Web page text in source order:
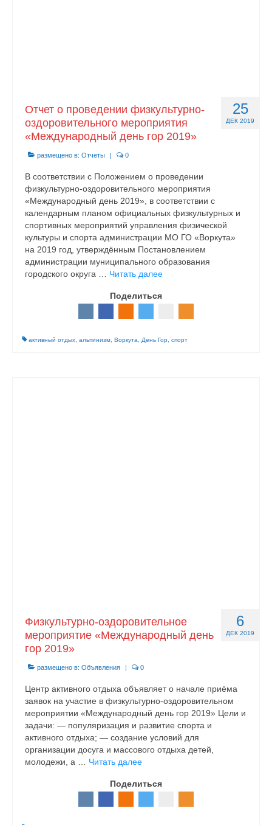
25
ДЕК 2019
Отчет о проведении физкультурно-
оздоровительного мероприятия
«Международный день гор 2019»
размещено в: Отчеты | 0
В соответствии с Положением о проведении
физкультурно-оздоровительного мероприятия
«Международный день 2019», в соответствии с
календарным планом официальных физкультурных и
спортивных мероприятий управления физической
культуры и спорта администрации МО ГО «Воркута»
на 2019 год, утверждённым Постановлением
администрации муниципального образования
городского округа … Читать далее
Поделиться
активный отдых альпинизм Воркута День Гор спорт
6
ДЕК 2019
Физкультурно-оздоровительное
мероприятие «Международный день
гор 2019»
размещено в: Объявления | 0
Центр активного отдыха объявляет о начале приёма
заявок на участие в физкультурно-оздоровительном
мероприятии «Международный день гор 2019» Цели и
задачи: — популяризация и развитие спорта и
активного отдыха; — создание условий для
организации досуга и массового отдыха детей,
молодежи, а … Читать далее
Поделиться